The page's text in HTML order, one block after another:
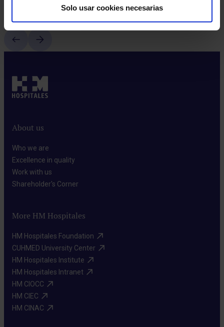
Solo usar cookies necesarias
About us
Who we are​
Excellence in quality​
Work with us​
Shareholder's Corner​
More HM Hospitales
HM Hospitales Foundation​
CUHMED University Center​
HM Hospitales Institute​
HM Hospitales Intranet​
HM CIOCC​
HM CIEC​
HM CINAC​